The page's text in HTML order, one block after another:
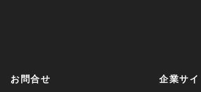
お問合せ 企業サイ